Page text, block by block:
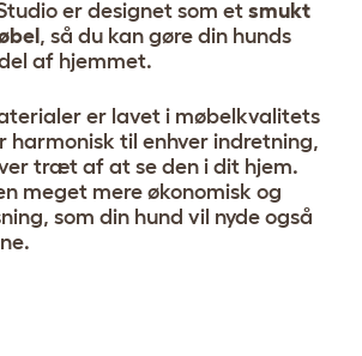
er designet som et smukt
, så du kan gøre din hunds
af hjemmet.
er lavet i møbelkvalitets
harmonisk til enhver indretning,
træt af at se den i dit hjem.
meget mere økonomisk og
som din hund vil nyde også